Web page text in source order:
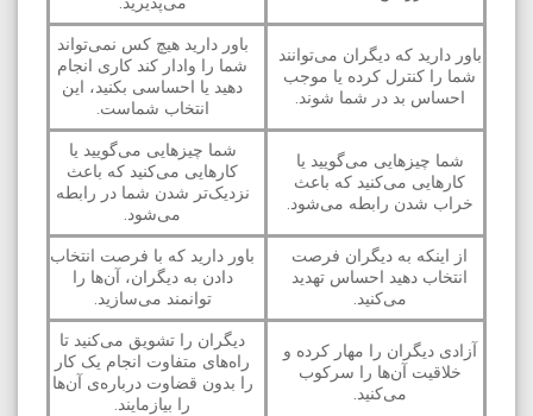
باور دارید که دیگران می‌توانند
شما را کنترل کرده یا موجب
احساس بد در شما شوند.
باور دارید هیچ کس نمی‌تواند
شما را وادار کند کاری انجام
دهید یا احساسی بکنید، این
انتخاب شماست.
شما چیزهایی می‌گویید یا
کارهایی می‌کنید که باعث
خراب شدن رابطه می‌شود.
شما چیزهایی می‌گویید یا
کارهایی می‌کنید که باعث
نزدیک‌تر شدن شما در رابطه
می‌شود.
از اینکه به دیگران فرصت
انتخاب دهید احساس تهدید
می‌کنید.
باور دارید که با فرصت انتخاب
دادن به دیگران، آن‌ها را
توانمند می‌سازید.
آزادی دیگران را مهار کرده و
خلاقیت آن‌ها را سرکوب
می‌کنید.
دیگران را تشویق می‌کنید تا
راه‌های متفاوت انجام یک کار
را بدون قضاوت درباره‌ی آن‌ها
را بیازمایند.